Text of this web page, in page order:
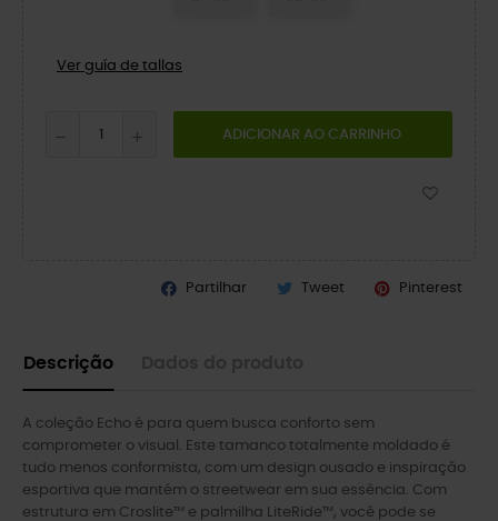
Ver guía de tallas
ADICIONAR AO CARRINHO
Partilhar Tweet Pinterest
Descrição
A coleção Echo é para quem busca conforto sem
comprometer o visual. Este tamanco totalmente moldado é
tudo menos conformista, com um design ousado e inspiração
esportiva que mantém o streetwear em sua essência. Com
estrutura em Croslite™ e palmilha LiteRide™, você pode se